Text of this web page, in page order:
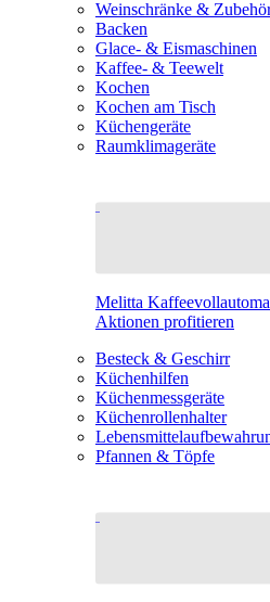
Weinschränke &
Backen
Glace- & Eismaschinen
Kaffee- & Teewelt
Kochen
Kochen am Tisch
Küchengeräte
Raumklimageräte
Melitta
Aktionen profitieren
Besteck & Geschirr
Küchenhilfen
Küchenmessgeräte
Küchenrollenhalter
Pfannen & Töpfe